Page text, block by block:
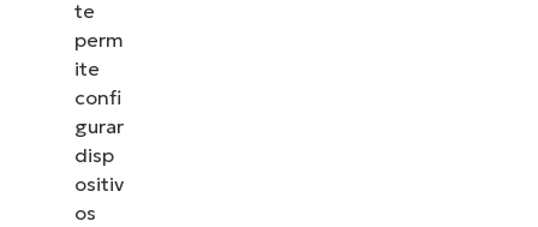
te
perm
ite
confi
gurar
disp
ositiv
os
cómo NinjaOne simplifica tareas de TI como la
gestión de endpoints, el parcheo, el MDM, la